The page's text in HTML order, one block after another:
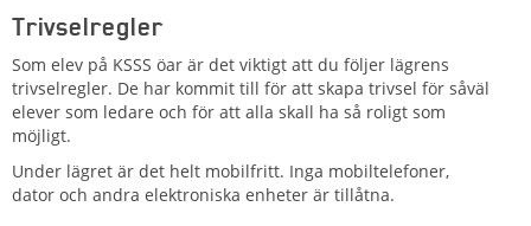
Trivselregler
Som elev på KSSS öar är det viktigt att du följer lägrens
trivselregler. De har kommit till för att skapa trivsel för såväl
elever som ledare och för att alla skall ha så roligt som
möjligt.
Under lägret är det helt mobilfritt. Inga mobiltelefoner,
dator och andra elektroniska enheter är tillåtna.